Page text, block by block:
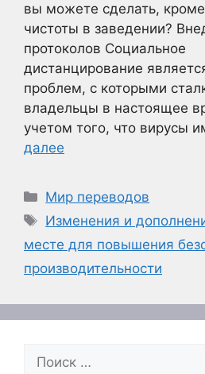
вы можете сделать,
чистоты в заведении?
протоколов Социальное
дистанцирование
проблем, с которыми
владельцы в настоящее
учетом того, что вирусы
далее
Рубрики
Мир переводов
Метки
Изменения и
месте для повышения
производительности
Поиск: